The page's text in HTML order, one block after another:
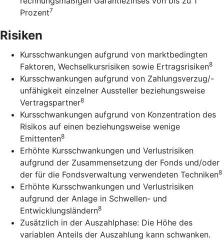
Prozent7
Risiken
Kursschwankungen aufgrund von marktbedingten
Faktoren, Wechselkursrisiken sowie Ertragsrisiken8
Kursschwankungen aufgrund von Zahlungsverzug/-
unfähigkeit einzelner Aussteller beziehungsweise
Vertragspartner8
Kursschwankungen aufgrund von Konzentration des
Risikos auf einen beziehungsweise wenige
Emittenten8
Erhöhte Kursschwankungen und Verlustrisiken
aufgrund der Zusammensetzung der Fonds und/oder
der für die Fondsverwaltung verwendeten Techniken8
Erhöhte Kursschwankungen und Verlustrisiken
aufgrund der Anlage in Schwellen- und
Entwicklungsländern8
Zusätzlich in der Auszahlphase: Die Höhe des
variablen Anteils der Auszahlung kann schwanken.